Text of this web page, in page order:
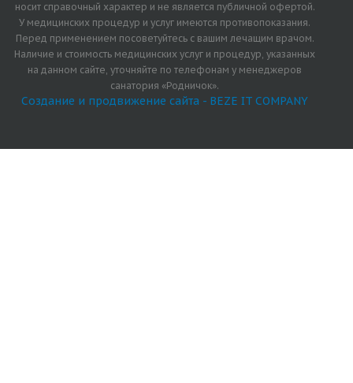
носит справочный характер и не является публичной офертой.
У медицинских процедур и услуг имеются противопоказания.
Перед применением посоветуйтесь с вашим лечащим врачом.
Наличие и стоимость медицинских услуг и процедур, указанных
на данном сайте, уточняйте по телефонам у менеджеров
санатория «Родничок».
Создание и продвижение сайта - BEZE IT COMPANY